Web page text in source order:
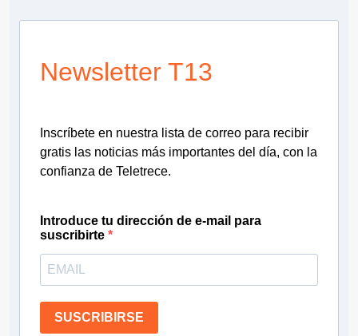
Newsletter T13
Inscríbete en nuestra lista de correo para recibir
gratis las noticias más importantes del día, con la
confianza de Teletrece.
Introduce tu dirección de e-mail para
suscribirte
SUSCRIBIRSE